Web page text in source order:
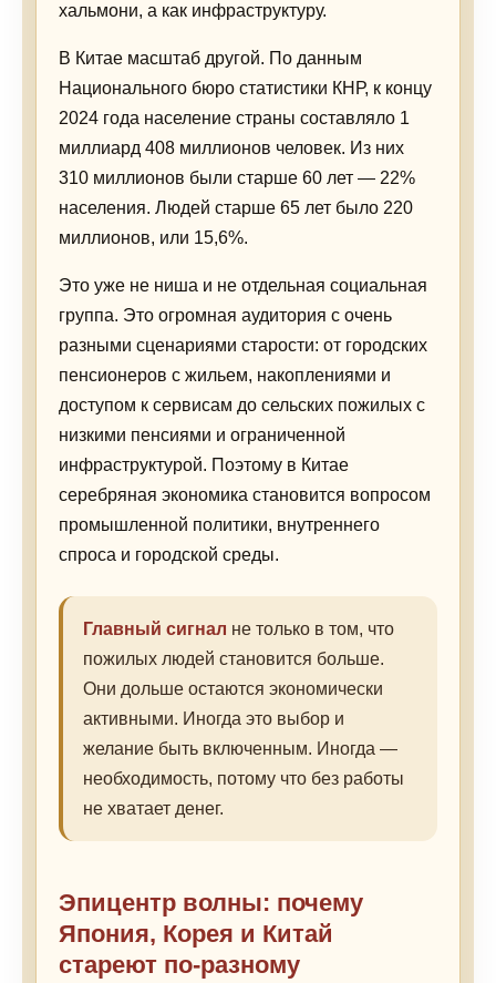
хальмони, а как инфраструктуру.
В Китае масштаб другой. По данным
Национального бюро статистики КНР, к концу
2024 года население страны составляло 1
миллиард 408 миллионов человек. Из них
310 миллионов были старше 60 лет — 22%
населения. Людей старше 65 лет было 220
миллионов, или 15,6%.
Это уже не ниша и не отдельная социальная
группа. Это огромная аудитория с очень
разными сценариями старости: от городских
пенсионеров с жильем, накоплениями и
доступом к сервисам до сельских пожилых с
низкими пенсиями и ограниченной
инфраструктурой. Поэтому в Китае
серебряная экономика становится вопросом
промышленной политики, внутреннего
спроса и городской среды.
Главный сигнал не только в том, что
пожилых людей становится больше.
Они дольше остаются экономически
активными. Иногда это выбор и
желание быть включенным. Иногда —
необходимость, потому что без работы
не хватает денег.
Эпицентр волны: почему
Япония, Корея и Китай
стареют по-разному